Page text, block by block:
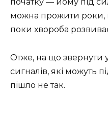
початку — йому під
можна прожити роки,
поки хвороба
Отже, на що звернути
сигналів, які можуть
пішло не так.